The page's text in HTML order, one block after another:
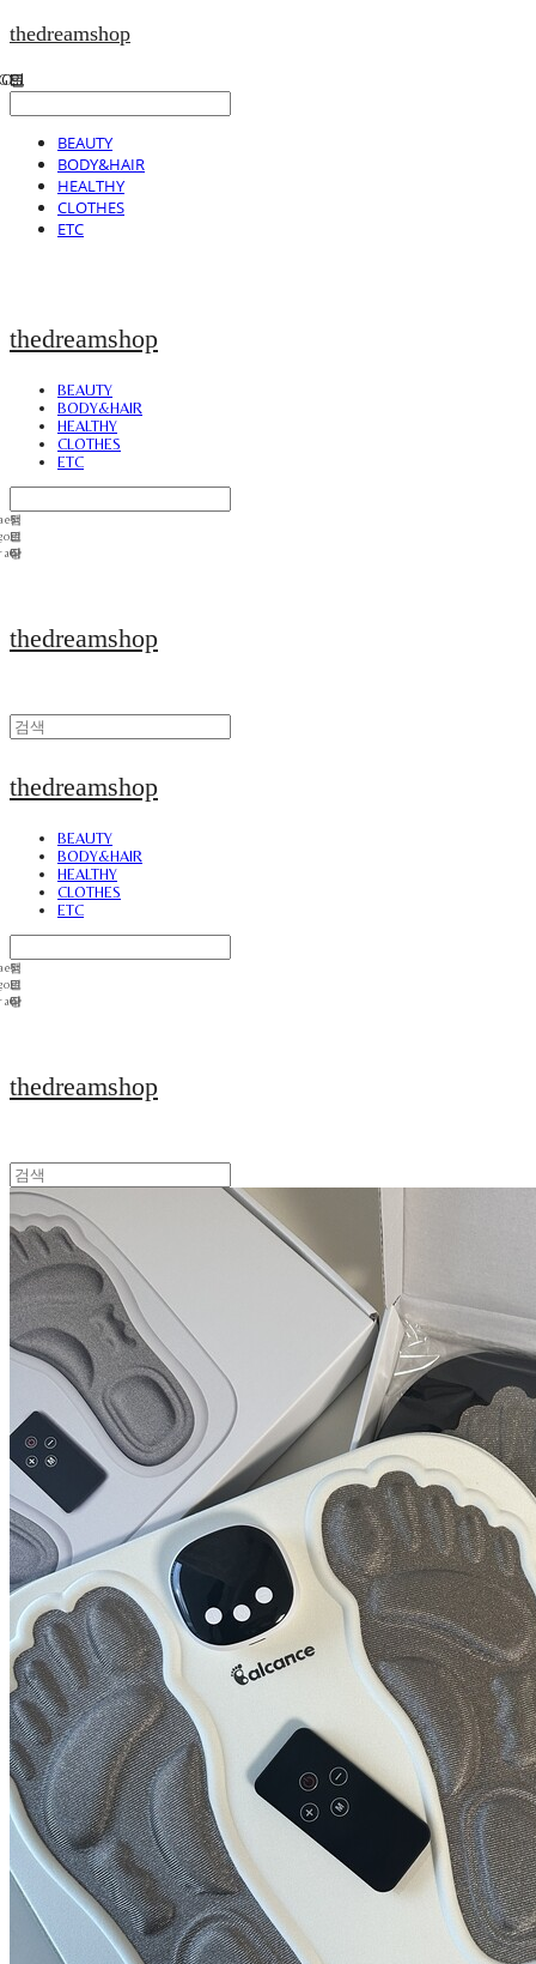
thedreamshop
BEAUTY
BODY&HAIR
HEALTHY
CLOTHES
ETC
thedreamshop
BEAUTY
BODY&HAIR
HEALTHY
CLOTHES
ETC
thedreamshop
thedreamshop
BEAUTY
BODY&HAIR
HEALTHY
CLOTHES
ETC
thedreamshop